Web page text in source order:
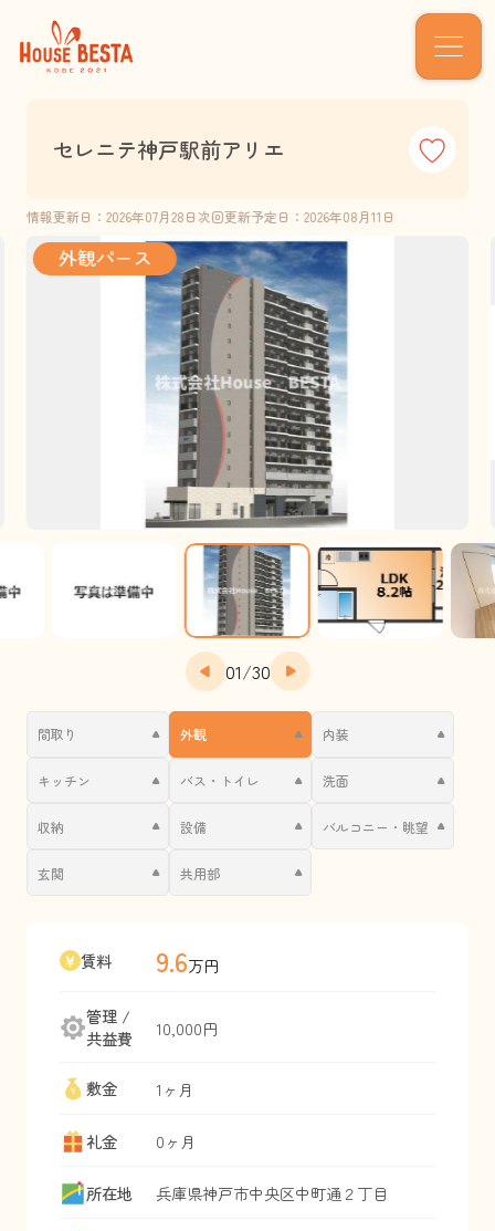
セレニテ神戸駅前アリエ
情報更新日：2026年07月28日次回更新予定日：2026年08月11日
外観パース
01/30
間取り 外観 内装
キッチン バス・トイレ 洗面
収納 設備 バルコニー・眺望
玄関 共用部
賃料 9.6万円
管理 /
共益費
10,000円
敷金 1ヶ月
礼金 0ヶ月
所在地 兵庫県神戸市中央区中町通 ２丁目